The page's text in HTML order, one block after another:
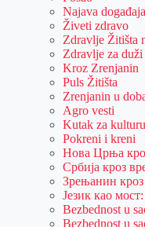
Najava događaja
Živeti zdravo
Zdravlje Žitišta
Zdravlje za
Kroz Zrenjanin
Puls Žitišta
Zrenjanin u
Agro vesti
Kutak za kulturu
Pokreni i kreni
Нова Црња
Србија кроз
Зрењанин
Језик као
Bezbednost u
Bezbednost u